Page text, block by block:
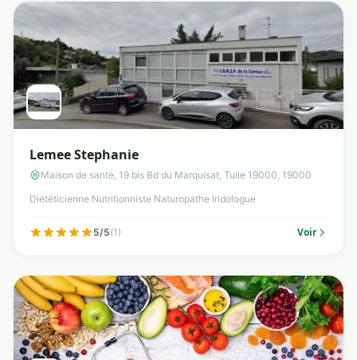
Lemee Stephanie
Maison de santé, 19 bis Bd du Marquisat, Tulle 19000, 19000
Diététicienne Nutritionniste Naturopathe Iridologue
5/5(1) Voir